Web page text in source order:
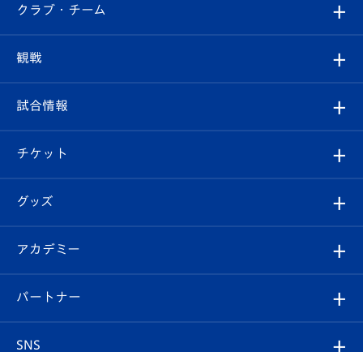
すべて
クラブ
試合情報
チケット
イベント
メディア
クラブ・チーム
クラブ概要
エンブレム紹介
スタッフプロフィール
マスコット紹介
観戦
観戦ルール
はじめての観戦ガイド
Revive Team
ヴィヴィくんの長崎おもてなしガイド
試合情報
試合日程/結果
フォトギャラリー
スタジアムグルメ
チケット
チケット
V-LOVERS（ファンクラブ）
プレイヤーズスイート
グッズ
オンラインショップ
店舗情報
アカデミー
育成からのお知らせ
パートナー
SNS